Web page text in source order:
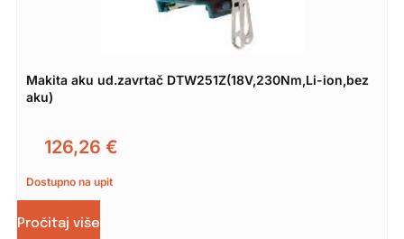
Makita aku ud.zavrtač DTW251Z(18V,230Nm,Li-ion,bez
aku)
126,26 €
Dostupno na upit
Pročitaj više